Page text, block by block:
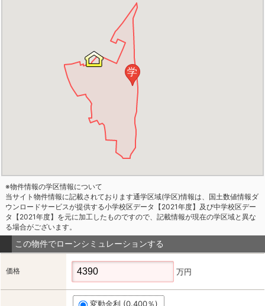
学
※物件情報の学区情報について
当サイト物件情報に記載されております通学区域(学区)情報は、国土数値情報ダ
ウンロードサービスが提供する小学校区データ【2021年度】及び中学校区デー
タ【2021年度】を元に加工したものですので、記載情報が現在の学区域と異な
る場合がございます。
この物件でローンシミュレーションする
価格 万円
変動金利 (0.400％)